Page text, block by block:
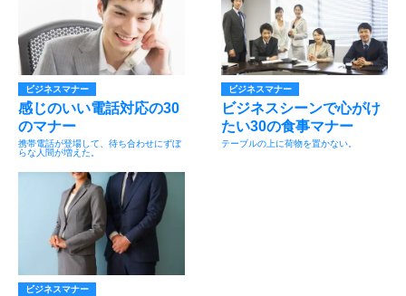
ビジネスマナー
感じのいい電話対応の30
のマナー
携帯電話が登場して、待ち合わせにずぼ
らな人間が増えた。
ビジネスマナー
ビジネスシーンで心がけ
たい30の食事マナー
テーブルの上に荷物を置かない。
ビジネスマナー